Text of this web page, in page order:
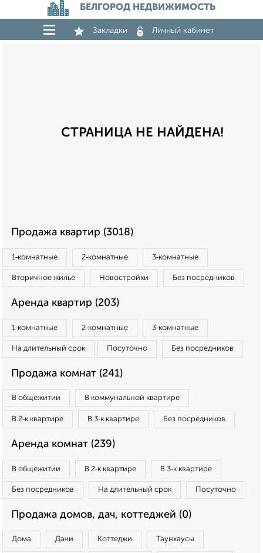
БЕЛГОРОД НЕДВИЖИМОСТЬ
Закладки Личный кабинет
СТРАНИЦА НЕ НАЙДЕНА!
Продажа квартир (3018)
1‑комнатные 2‑комнатные 3‑комнатные
Вторичное жилье Новостройки Без посредников
Аренда квартир (203)
1‑комнатные 2‑комнатные 3‑комнатные
На длительный срок Посуточно Без посредников
Продажа комнат (241)
В общежитии В коммунальной квартире
В 2‑к квартире В 3‑к квартире Без посредников
Аренда комнат (239)
В общежитии В 2‑к квартире В 3‑к квартире
Без посредников На длительный срок Посуточно
Продажа домов, дач, коттеджей (0)
Дома Дачи Коттеджи Таунхаусы